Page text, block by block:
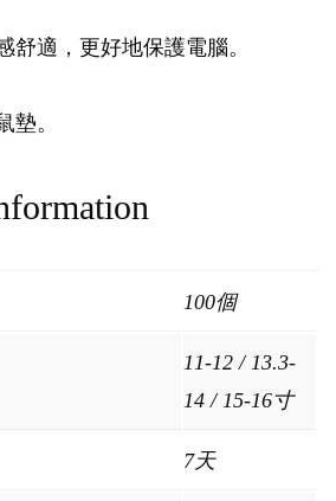
舒適，更好地保護電腦。
墊。
100個
11-12 / 13.3-
14 / 15-16寸
7天